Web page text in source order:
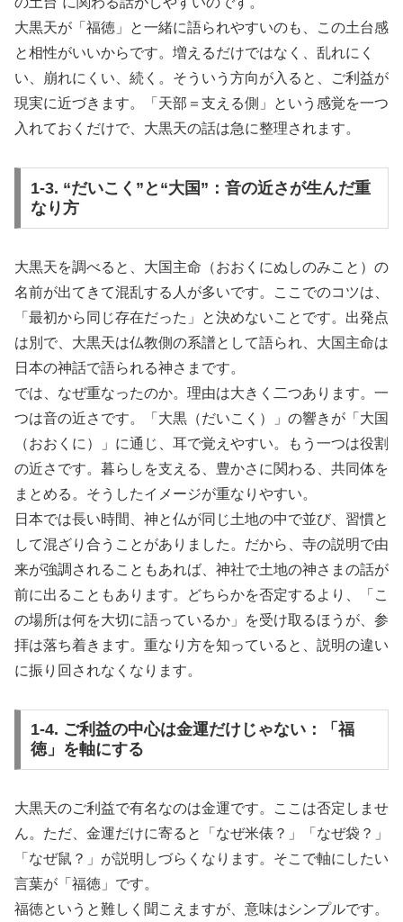
大黒天が「福徳」と一緒に語られやすいのも、この土台感
と相性がいいからです。増えるだけではなく、乱れにく
い、崩れにくい、続く。そういう方向が入ると、ご利益が
現実に近づきます。「天部＝支える側」という感覚を一つ
入れておくだけで、大黒天の話は急に整理されます。
1-3. “だいこく”と“大国”：音の近さが生んだ重
なり方
大黒天を調べると、大国主命（おおくにぬしのみこと）の
名前が出てきて混乱する人が多いです。ここでのコツは、
「最初から同じ存在だった」と決めないことです。出発点
は別で、大黒天は仏教側の系譜として語られ、大国主命は
日本の神話で語られる神さまです。
では、なぜ重なったのか。理由は大きく二つあります。一
つは音の近さです。「大黒（だいこく）」の響きが「大国
（おおくに）」に通じ、耳で覚えやすい。もう一つは役割
の近さです。暮らしを支える、豊かさに関わる、共同体を
まとめる。そうしたイメージが重なりやすい。
日本では長い時間、神と仏が同じ土地の中で並び、習慣と
して混ざり合うことがありました。だから、寺の説明で由
来が強調されることもあれば、神社で土地の神さまの話が
前に出ることもあります。どちらかを否定するより、「こ
の場所は何を大切に語っているか」を受け取るほうが、参
拝は落ち着きます。重なり方を知っていると、説明の違い
に振り回されなくなります。
1-4. ご利益の中心は金運だけじゃない：「福
徳」を軸にする
大黒天のご利益で有名なのは金運です。ここは否定しませ
ん。ただ、金運だけに寄ると「なぜ米俵？」「なぜ袋？」
「なぜ鼠？」が説明しづらくなります。そこで軸にしたい
言葉が「福徳」です。
福徳というと難しく聞こえますが、意味はシンプルです。